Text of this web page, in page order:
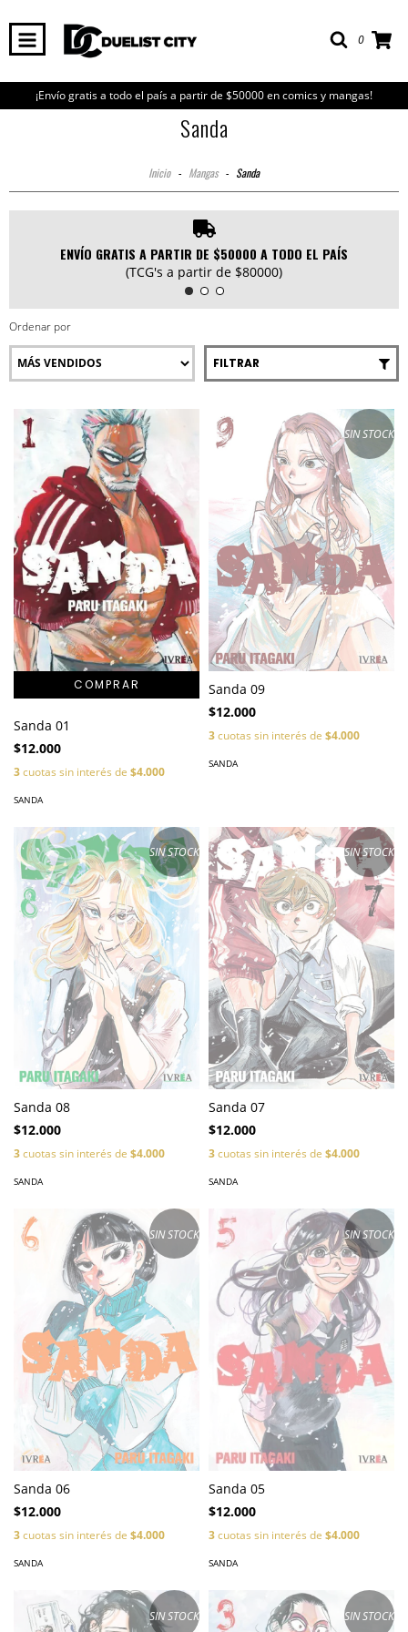
0
¡Envío gratis a todo el país a partir de $50000 en comics y mangas!
Sanda
Inicio - Mangas - Sanda
ENVÍO GRATIS A PARTIR DE $50000 A TODO EL PAÍS
(TCG's a partir de $80000)
Ordenar por
FILTRAR
Sanda 01
$12.000
3cuotas sin interés de $4.000
SANDA
SIN STOCK
Sanda 09
$12.000
3cuotas sin interés de $4.000
SANDA
SIN STOCK
Sanda 08
$12.000
3cuotas sin interés de $4.000
SANDA
SIN STOCK
Sanda 07
$12.000
3cuotas sin interés de $4.000
SANDA
SIN STOCK
Sanda 06
$12.000
3cuotas sin interés de $4.000
SANDA
SIN STOCK
Sanda 05
$12.000
3cuotas sin interés de $4.000
SANDA
SIN STOCK SIN STOCK